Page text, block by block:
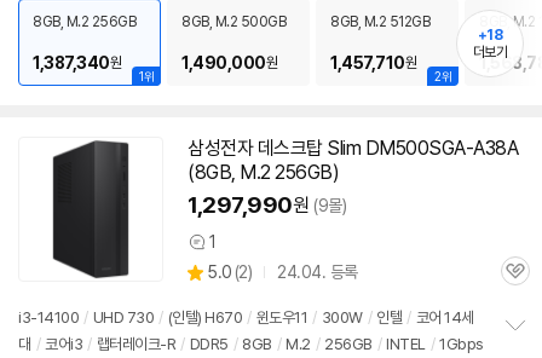
치
기
1위
8GB, M.2 256GB
1,387,340원
8GB, M.2 500GB
1,490,000원
2위
8GB, M.2 512GB
1,457,710원
8GB, M.2
+18
더보기
삼성전자 데스크탑 Slim DM500SGA-A38A
(8GB, M.2 256GB)
1,297,990원 (9몰)
상
품
견
1
별
점
5.0 (상
리
뷰
2) 24.04. 등록
관
i3-14100 / UHD 730 / (인텔) H670 / 윈도우11 / 300W / 인텔 / 코어 14세
대 / 코어i3 / 랩터레이크-R / DDR5 / 8GB / M.2 / 256GB / INTEL / 1Gbps